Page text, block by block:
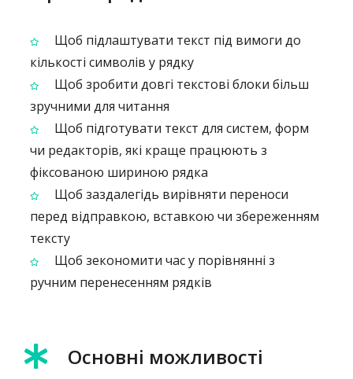
Щоб підлаштувати текст під вимоги до
кількості символів у рядку
Щоб зробити довгі текстові блоки більш
зручними для читання
Щоб підготувати текст для систем, форм
чи редакторів, які краще працюють з
фіксованою шириною рядка
Щоб заздалегідь вирівняти переноси
перед відправкою, вставкою чи збереженням
тексту
Щоб зекономити час у порівнянні з
ручним перенесенням рядків
Основні можливості